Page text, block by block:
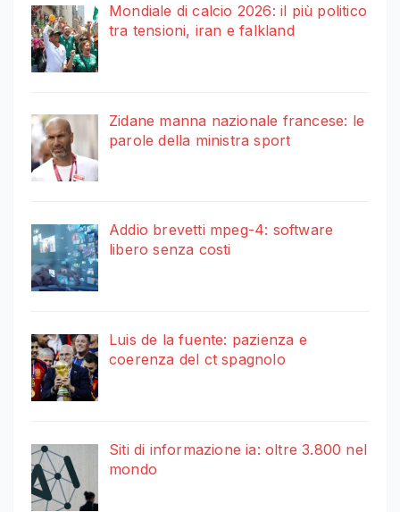
Mondiale di calcio 2026: il più politico
tra tensioni, iran e falkland
Zidane manna nazionale francese: le
parole della ministra sport
Addio brevetti mpeg-4: software
libero senza costi
Luis de la fuente: pazienza e
coerenza del ct spagnolo
Siti di informazione ia: oltre 3.800 nel
mondo